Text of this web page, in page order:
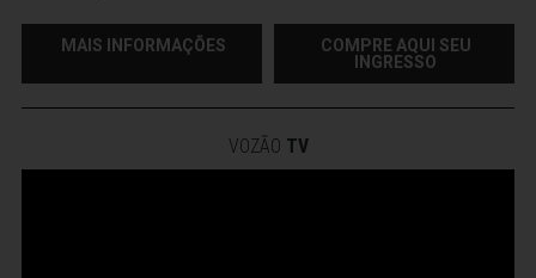
MAIS INFORMAÇÕES
COMPRE AQUI SEU
INGRESSO
VOZÃO TV